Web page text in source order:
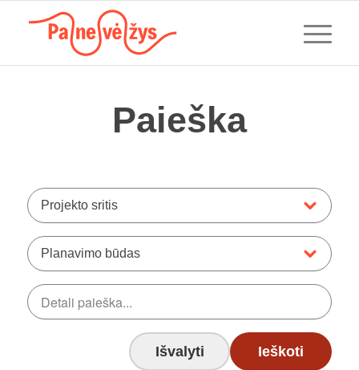
Paieška
Projekto sritis
Planavimo būdas
Išvalyti Ieškoti